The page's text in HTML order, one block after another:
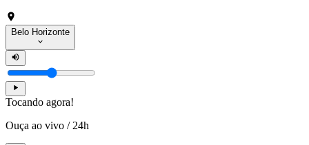
Belo Horizonte
Tocando agora!
Ouça ao vivo / 24h